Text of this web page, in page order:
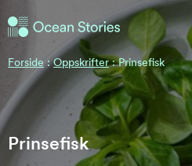
Ocean Stories
Ocean Stories
Forside :Oppskrifter:Prinsefisk
Prinsefisk